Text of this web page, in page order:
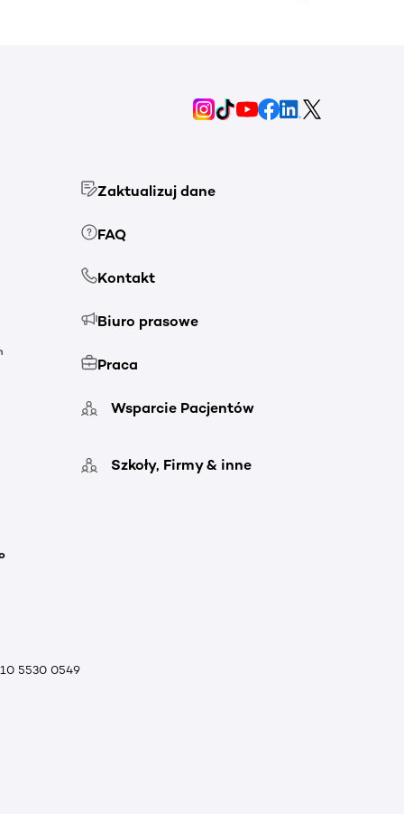
Zaktualizuj dane
FAQ
Kontakt
Biuro prasowe
Praca
Wsparcie Pacjentów
Szkoły, Firmy & inne
5530 0549